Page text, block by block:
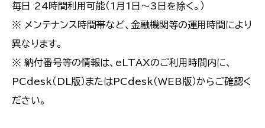
毎日 24時間利用可能（1月1日～3日を除く。）
※ メンテナンス時間帯など、金融機関等の運用時間により
異なります。
※ 納付番号等の情報は、eLTAXのご利用時間内に、
PCdesk（DL版）またはPCdesk（WEB版）からご確認く
ださい。